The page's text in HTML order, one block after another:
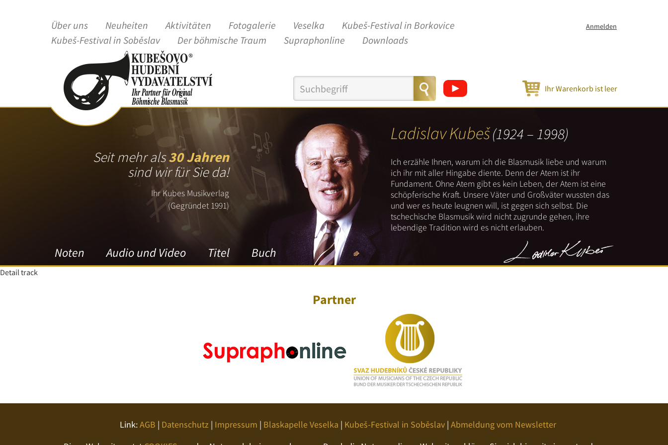
Über uns Neuheiten Aktivitäten Fotogalerie Veselka
Kubeš-Festival in Borkovice
Kubeš-Festival in Soběslav
Der böhmische Traum Supraphonline Downloads
Anmelden
Ihr Warenkorb ist leer
Seit mehr als30 Jahren
sind wir für Sie da!
Ihr Kubes Musikverlag
(Gegründet 1991)
Noten Audio und Video Titel Buch
Ladislav Kubeš(1924 – 1998)
Ich erzähle Ihnen, warum ich die Blasmusik liebe und warum
ich ihr mit aller Hingabe diente. Denn der Atem ist ihr
Fundament. Ohne Atem gibt es kein Leben, der Atem ist eine
schöpferische Kraft. Unsere Väter und Großväter wussten das
und wer es heute leugnen will, ist gegen sich selbst. Die
tschechische Blasmusik wird nicht zugrunde gehen, ihre
lebendige Tradition wird es nicht erlauben.
Detail track
Partner
Link:AGB | Datenschutz | Impressum | Blaskapelle Veselka | Kubeš-Festival in Soběslav | Abmeldung vom Newsletter